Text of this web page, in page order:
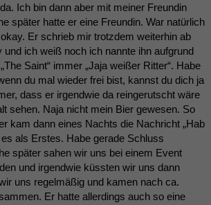
Ich bin dann aber mit meiner Freundin
später hatte er eine Freundin. War natürlich
Er schrieb mir trotzdem weiterhin ab
und ich weiß noch ich nannte ihn aufgrund
Saint“ immer „Jaja weißer Ritter“. Habe
du mal wieder frei bist, kannst du dich ja
dass er irgendwie da reingerutscht wäre
sehen. Naja nicht mein Bier gewesen. So
kam dann eines Nachts die Nachricht „Hab
als Erstes. Habe gerade Schluss
später sahen wir uns bei einem Event
und irgendwie küssten wir uns dann
uns regelmäßig und kamen nach ca.
Er hatte allerdings auch so eine